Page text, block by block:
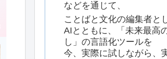
などを通じて、
ことばと文化の編集者と
AIとともに、「未来最高
し」の言語化ツールを
今、実際に試しながら、